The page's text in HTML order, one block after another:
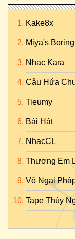
Kake8x
Miya's
Nhac Kara
Câu Hứa
Tieumy
Bài Hát
NhạcCL
Thương Em
Vô Ngại
Tape Thúy